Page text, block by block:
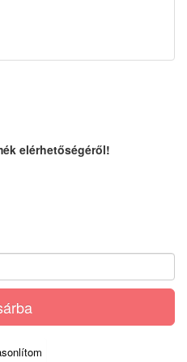
elérhetőségéről!